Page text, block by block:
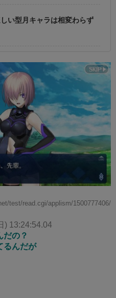
しい型月キャラは相変わらず
test/read.cgi/applism/1500777406/
) 13:24:54.04
だの？
るんだが